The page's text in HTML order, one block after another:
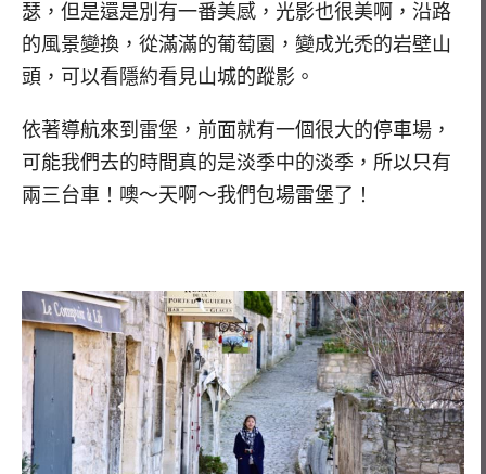
瑟，但是還是別有一番美感，光影也很美啊，沿路
的風景變換，從滿滿的葡萄園，變成光禿的岩壁山
頭，可以看隱約看見山城的蹤影。
依著導航來到雷堡，前面就有一個很大的停車場，
可能我們去的時間真的是淡季中的淡季，所以只有
兩三台車！噢～天啊～我們包場雷堡了！